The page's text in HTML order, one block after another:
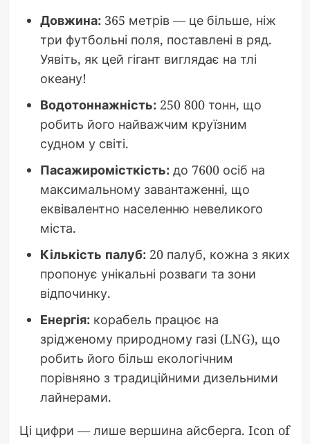
Довжина:365 метрів — це більше, ніж
три футбольні поля, поставлені в ряд.
Уявіть, як цей гігант виглядає на тлі
океану!
Водотоннажність:250 800 тонн, що
робить його найважчим круїзним
судном у світі.
Пасажиромісткість:до 7600 осіб на
максимальному завантаженні, що
еквівалентно населенню невеликого
міста.
Кількість палуб:20 палуб, кожна з яких
пропонує унікальні розваги та зони
відпочинку.
Енергія:корабель працює на
зрідженому природному газі (LNG), що
робить його більш екологічним
порівняно з традиційними дизельними
лайнерами.
Ці цифри — лише вершина айсберга. Icon of